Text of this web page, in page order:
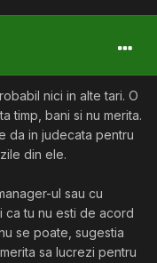
nici in alte tari. O
timp, bani si nu merita.
da in judecata pentru
din ele.
ul sau cu
ca tu nu esti de acord
se poate, sugestia
sa lucrezi pentru